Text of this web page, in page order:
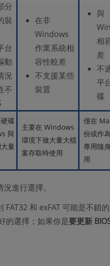
分
裝
台
動
況
不
在非
Windows
作業系統相
容性較差
不支援某些
裝置
與
相
差
不
平
碟
碟
與
量
主要在 Windows
環境下做大量大檔
案存取時使用
僅在
份或作
專用隨
用
進行選擇。
FAT32 和 exFAT 可能是不錯
的選擇；如果你是要更新